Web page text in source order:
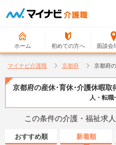
ホーム 初めての方へ 面談会
マイナビ介護職 京都府 京都府
京都府の産休･育休･介護休暇取
人・転職
この条件の介護・福祉求
おすすめ順 新着順